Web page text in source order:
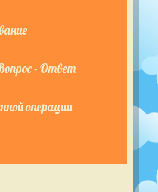
- Ответ
операции